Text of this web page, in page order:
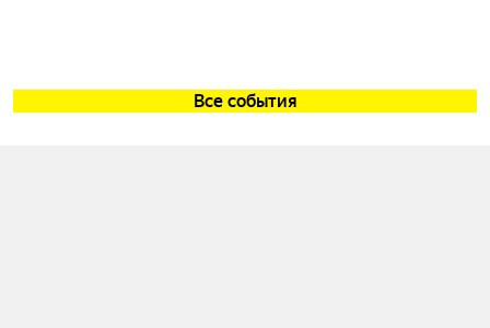
Все события